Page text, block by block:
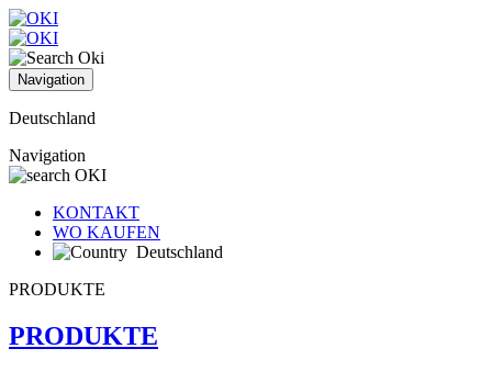
Navigation
Deutschland
Navigation
KONTAKT
WO KAUFEN
Deutschland
PRODUKTE
PRODUKTE